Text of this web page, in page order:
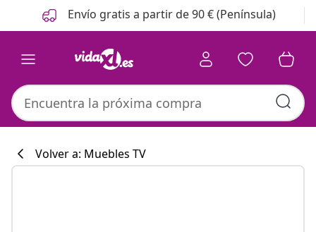
Anterior
Siguiente Envío gratis a partir de 90 € (Península)
Volver a: Muebles TV